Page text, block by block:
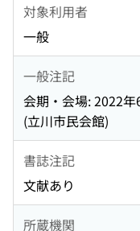
対象利用者
一般
一般注記
会期・会場: 2022
(立川市民会館)
書誌注記
文献あり
所蔵機関